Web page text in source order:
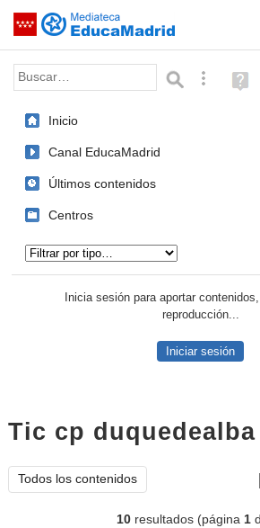
Saltar navegación
Palabra o frase: BúsquedaAyuda
(en
Inicio
Canal EducaMadrid
Últimos contenidos
Centros
Inicia sesión para aportar
reproducción...
Iniciar sesión
Tic cp
Todos los contenidos
10 resultados (página1